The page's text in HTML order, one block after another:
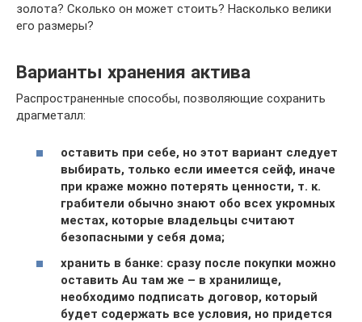
золота? Сколько он может стоить? Насколько велики
его размеры?
Варианты хранения актива
Распространенные способы, позволяющие сохранить
драгметалл:
оставить при себе, но этот вариант следует
выбирать, только если имеется сейф, иначе
при краже можно потерять ценности, т. к.
грабители обычно знают обо всех укромных
местах, которые владельцы считают
безопасными у себя дома;
хранить в банке: сразу после покупки можно
оставить Au там же – в хранилище,
необходимо подписать договор, который
будет содержать все условия, но придется